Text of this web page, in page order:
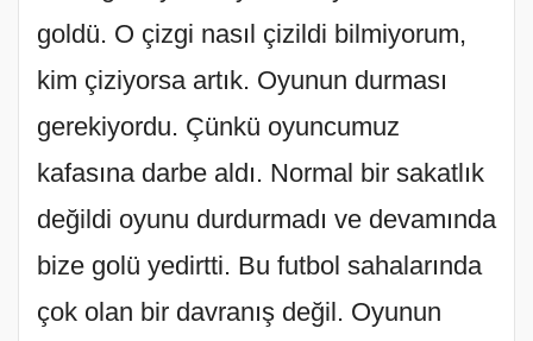
goldü. O çizgi nasıl çizildi bilmiyorum,
kim çiziyorsa artık. Oyunun durması
gerekiyordu. Çünkü oyuncumuz
kafasına darbe aldı. Normal bir sakatlık
değildi oyunu durdurmadı ve devamında
bize golü yedirtti. Bu futbol sahalarında
çok olan bir davranış değil. Oyunun